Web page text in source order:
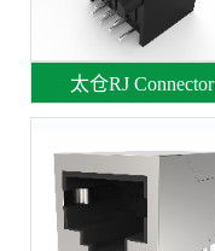
太仓RJ Connector